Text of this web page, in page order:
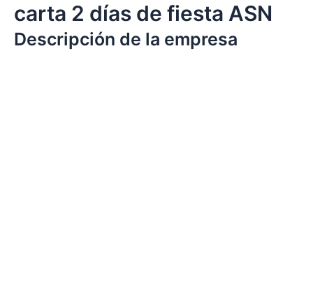
carta 2 días de fiesta ASN
Descripción de la empresa